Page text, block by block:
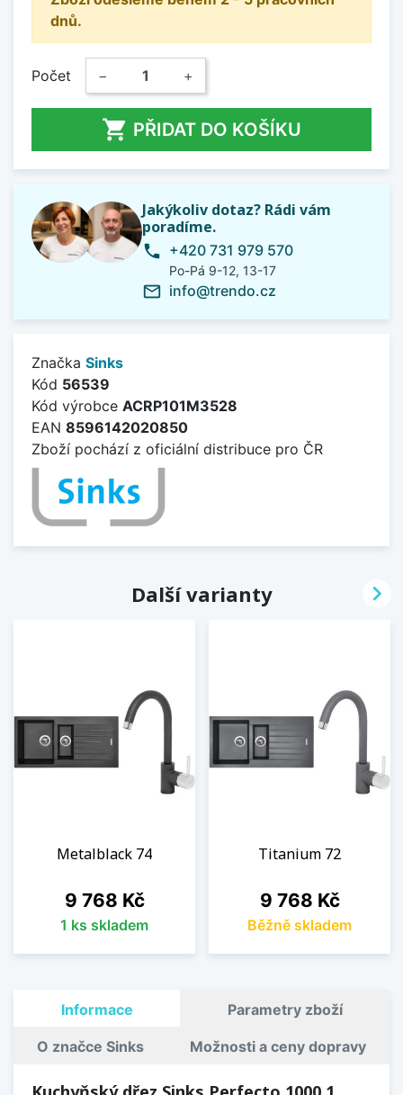
dnů.
Počet − +
 PŘIDAT DO KOŠÍKU
Jakýkoliv dotaz? Rádi vám
poradíme.
phone +420 731 979 570
Po-Pá 9-12, 13-17
mail_outline info@trendo.cz
Značka Sinks
Kód 56539
Kód výrobce ACRP101M3528
EAN 8596142020850
Zboží pochází z oficiální distribuce pro ČR
Další varianty
Metalblack 74
Cena
9 768 Kč
1 ks skladem
Titanium 72
Cena
9 768 Kč
Běžně skladem

Informace Parametry zboží
O značce Sinks Možnosti a ceny dopravy